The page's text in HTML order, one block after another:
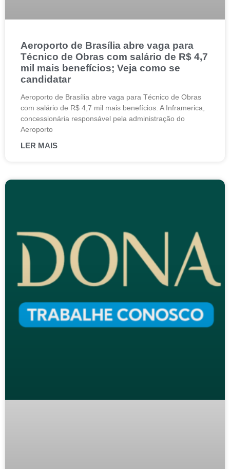
Aeroporto de Brasília abre vaga para
Técnico de Obras com salário de R$ 4,7
mil mais benefícios; Veja como se
candidatar
Aeroporto de Brasília abre vaga para Técnico de Obras
com salário de R$ 4,7 mil mais benefícios. A Inframerica,
concessionária responsável pela administração do
Aeroporto
LER MAIS